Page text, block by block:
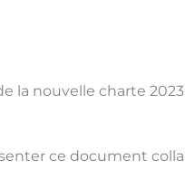
la nouvelle charte 2023
ce document